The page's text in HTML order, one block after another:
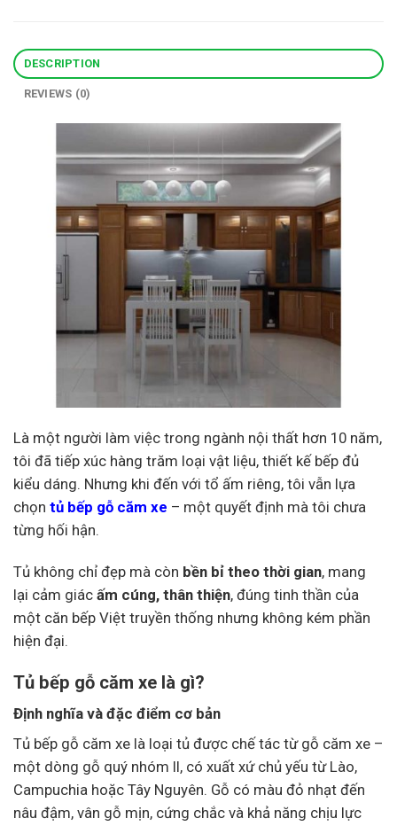
DESCRIPTION
REVIEWS (0)
Là một người làm việc trong ngành nội thất hơn 10 năm,
tôi đã tiếp xúc hàng trăm loại vật liệu, thiết kế bếp đủ
kiểu dáng. Nhưng khi đến với tổ ấm riêng, tôi vẫn lựa
chọn tủ bếp gỗ căm xe – một quyết định mà tôi chưa
từng hối hận.
Tủ không chỉ đẹp mà còn bền bỉ theo thời gian, mang
lại cảm giác ấm cúng, thân thiện, đúng tinh thần của
một căn bếp Việt truyền thống nhưng không kém phần
hiện đại.
Tủ bếp gỗ căm xe là gì?
Định nghĩa và đặc điểm cơ bản
Tủ bếp gỗ căm xe là loại tủ được chế tác từ gỗ căm xe –
một dòng gỗ quý nhóm II, có xuất xứ chủ yếu từ Lào,
Campuchia hoặc Tây Nguyên. Gỗ có màu đỏ nhạt đến
nâu đậm, vân gỗ mịn, cứng chắc và khả năng chịu lực